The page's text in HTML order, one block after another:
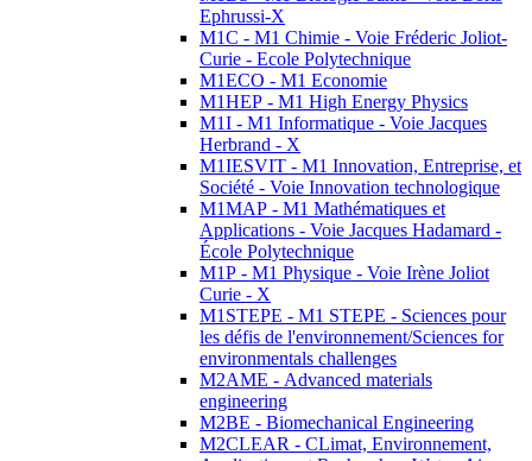
Ephrussi-X
M1C - M1 Chimie - Voie Fréderic Joliot-
Curie - Ecole Polytechnique
M1ECO - M1 Economie
M1HEP - M1 High Energy Physics
M1I - M1 Informatique - Voie Jacques
Herbrand - X
M1IESVIT - M1 Innovation, Entreprise, et
Société - Voie Innovation technologique
M1MAP - M1 Mathématiques et
Applications - Voie Jacques Hadamard -
École Polytechnique
M1P - M1 Physique - Voie Irène Joliot
Curie - X
M1STEPE - M1 STEPE - Sciences pour
les défis de l'environnement/Sciences for
environmentals challenges
M2AME - Advanced materials
engineering
M2BE - Biomechanical Engineering
M2CLEAR - CLimat, Environnement,